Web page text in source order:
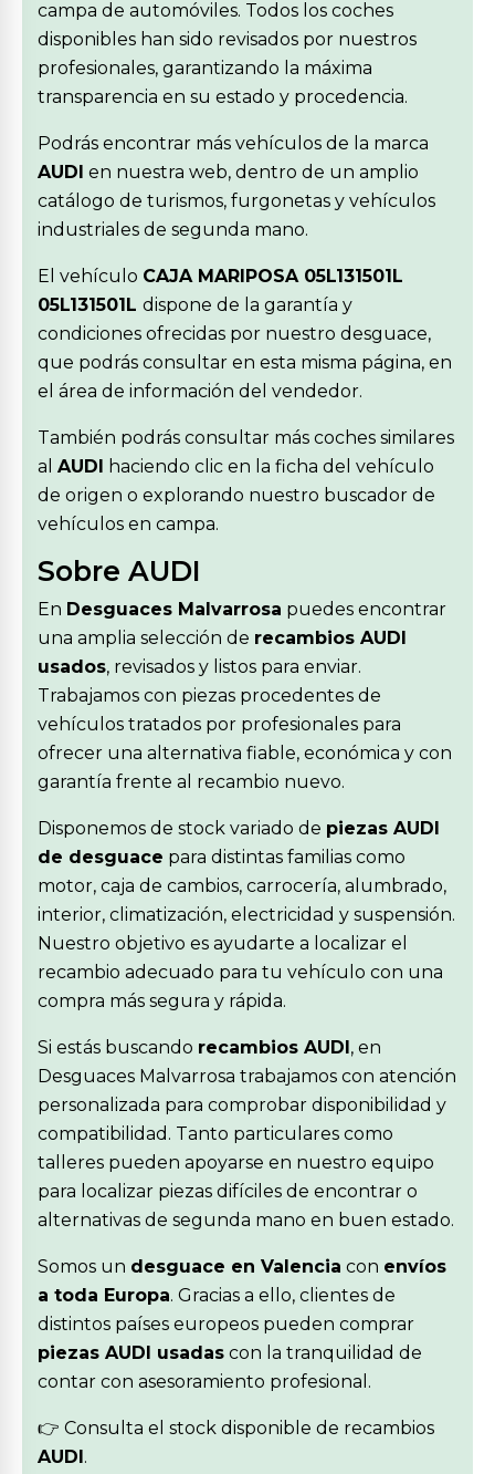
campa de automóviles. Todos los coches
disponibles han sido revisados por nuestros
profesionales, garantizando la máxima
transparencia en su estado y procedencia.
Podrás encontrar más vehículos de la marca
AUDI en nuestra web, dentro de un amplio
catálogo de turismos, furgonetas y vehículos
industriales de segunda mano.
El vehículo CAJA MARIPOSA 05L131501L
05L131501L dispone de la garantía y
condiciones ofrecidas por nuestro desguace,
que podrás consultar en esta misma página, en
el área de información del vendedor.
También podrás consultar más coches similares
al AUDI haciendo clic en la ficha del vehículo
de origen o explorando nuestro buscador de
vehículos en campa.
Sobre AUDI
En Desguaces Malvarrosa puedes encontrar
una amplia selección de recambios AUDI
usados, revisados y listos para enviar.
Trabajamos con piezas procedentes de
vehículos tratados por profesionales para
ofrecer una alternativa fiable, económica y con
garantía frente al recambio nuevo.
Disponemos de stock variado de piezas AUDI
de desguace para distintas familias como
motor, caja de cambios, carrocería, alumbrado,
interior, climatización, electricidad y suspensión.
Nuestro objetivo es ayudarte a localizar el
recambio adecuado para tu vehículo con una
compra más segura y rápida.
Si estás buscando recambios AUDI, en
Desguaces Malvarrosa trabajamos con atención
personalizada para comprobar disponibilidad y
compatibilidad. Tanto particulares como
talleres pueden apoyarse en nuestro equipo
para localizar piezas difíciles de encontrar o
alternativas de segunda mano en buen estado.
Somos un desguace en Valencia con envíos
a toda Europa. Gracias a ello, clientes de
distintos países europeos pueden comprar
piezas AUDI usadas con la tranquilidad de
contar con asesoramiento profesional.
👉 Consulta el stock disponible de recambios
AUDI.